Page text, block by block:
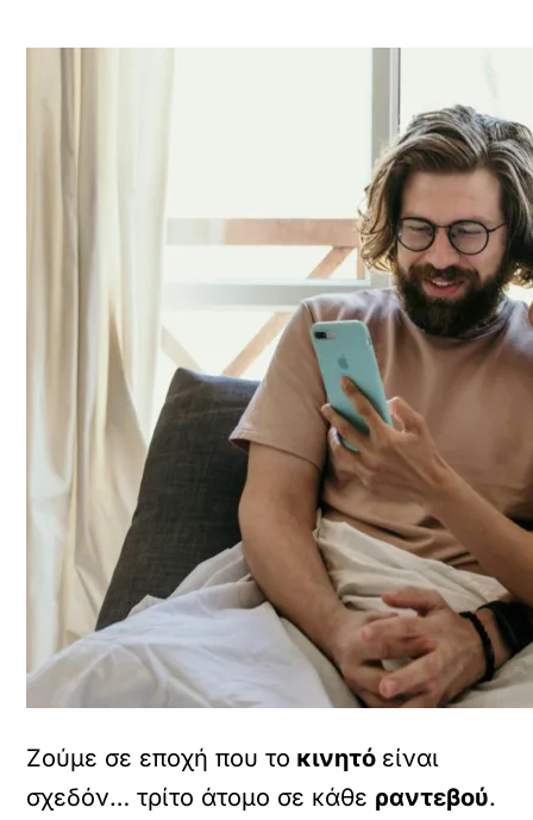
Ζούμε σε εποχή που το κινητό είναι
σχεδόν… τρίτο άτομο σε κάθε ραντεβού.